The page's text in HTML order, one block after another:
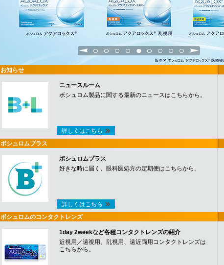
1 2 3 4 5 6 7 8 9
お知らせ
ニュースルーム
ボシュロム製品に関する最新のニュースはこちらから。
詳しくはこちら
ボシュロムプラス
ボシュロムプラス
好きな時に届く、眼科医処方の定期便はこちらから。
詳しくはこちら
ボシュロムのコンタクトレンズ
1day 2weekなど各種コンタクトレンズの紹介
近視用／遠視用、乱視用、遠近両用コンタクトレンズは
こちらから。